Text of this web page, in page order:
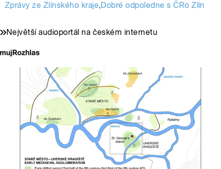
Zprávy ze Zlínského kraje,Dobré odpoledne s ČRo Zlín
Největší audioportál na českém internetu